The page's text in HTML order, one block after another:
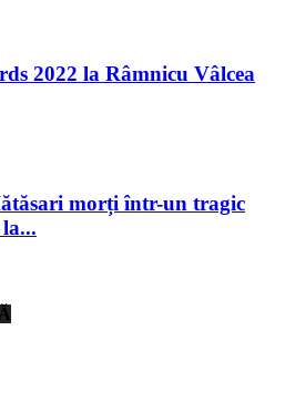
2022 la Râmnicu Vâlcea
morți într-un tragic